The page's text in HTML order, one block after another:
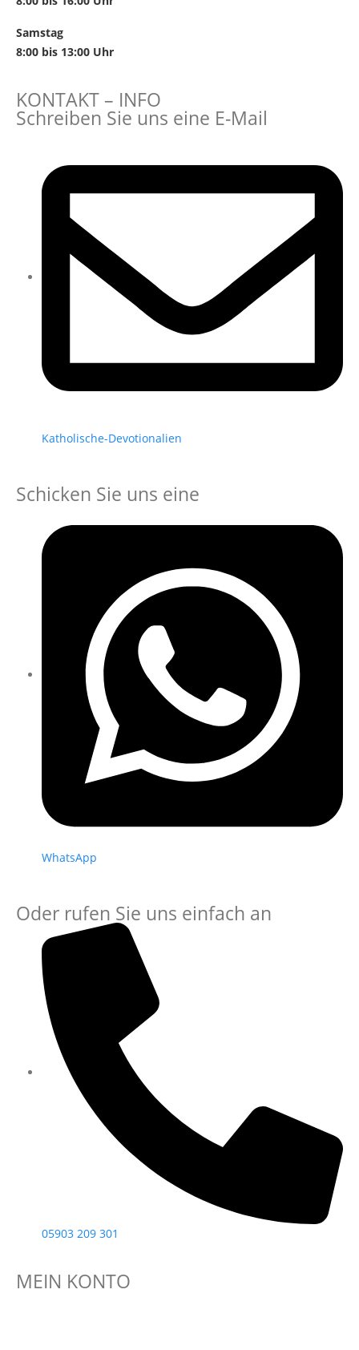
Samstag
8:00 bis 13:00 Uhr
KONTAKT – INFO
Schreiben Sie uns eine E-Mail
Katholische-Devotionalien
Schicken Sie uns eine
WhatsApp
Oder rufen Sie uns einfach an
05903 209 301
MEIN KONTO